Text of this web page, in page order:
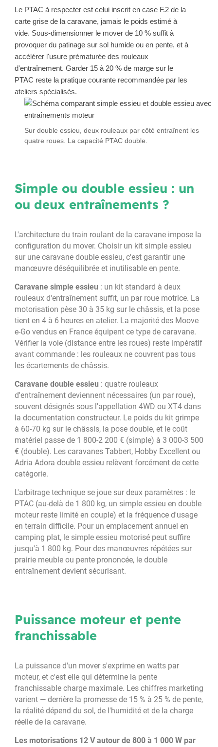
Le PTAC à respecter est celui inscrit en case F.2 de la
carte grise de la caravane, jamais le poids estimé à
vide. Sous-dimensionner le mover de 10 % suffit à
provoquer du patinage sur sol humide ou en pente, et à
accélérer l'usure prématurée des rouleaux
d'entraînement. Garder 15 à 20 % de marge sur le
PTAC reste la pratique courante recommandée par les
ateliers spécialisés.
Sur double essieu, deux rouleaux par côté entraînent les
quatre roues. La capacité PTAC double.
Simple ou double essieu : un
ou deux entraînements ?
L'architecture du train roulant de la caravane impose la
configuration du mover. Choisir un kit simple essieu
sur une caravane double essieu, c'est garantir une
manœuvre déséquilibrée et inutilisable en pente.
Caravane simple essieu : un kit standard à deux
rouleaux d'entraînement suffit, un par roue motrice. La
motorisation pèse 30 à 35 kg sur le châssis, et la pose
tient en 4 à 6 heures en atelier. La majorité des Moove
e-Go vendus en France équipent ce type de caravane.
Vérifier la voie (distance entre les roues) reste impératif
avant commande : les rouleaux ne couvrent pas tous
les écartements de châssis.
Caravane double essieu : quatre rouleaux
d'entraînement deviennent nécessaires (un par roue),
souvent désignés sous l'appellation 4WD ou XT4 dans
la documentation constructeur. Le poids du kit grimpe
à 60-70 kg sur le châssis, la pose double, et le coût
matériel passe de 1 800-2 200 € (simple) à 3 000-3 500
€ (double). Les caravanes Tabbert, Hobby Excellent ou
Adria Adora double essieu relèvent forcément de cette
catégorie.
L'arbitrage technique se joue sur deux paramètres : le
PTAC (au-delà de 1 800 kg, un simple essieu en double
moteur reste limité en couple) et la fréquence d'usage
en terrain difficile. Pour un emplacement annuel en
camping plat, le simple essieu motorisé peut suffire
jusqu'à 1 800 kg. Pour des manœuvres répétées sur
prairie meuble ou pente prononcée, le double
entraînement devient sécurisant.
Puissance moteur et pente
franchissable
La puissance d'un mover s'exprime en watts par
moteur, et c'est elle qui détermine la pente
franchissable charge maximale. Les chiffres marketing
varient — derrière la promesse de 15 % à 25 % de pente,
la réalité dépend du sol, de l'humidité et de la charge
réelle de la caravane.
Les motorisations 12 V autour de 800 à 1 000 W par